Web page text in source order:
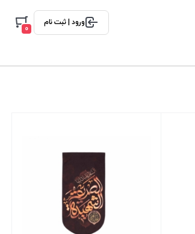
ورود | ثبت نام
0